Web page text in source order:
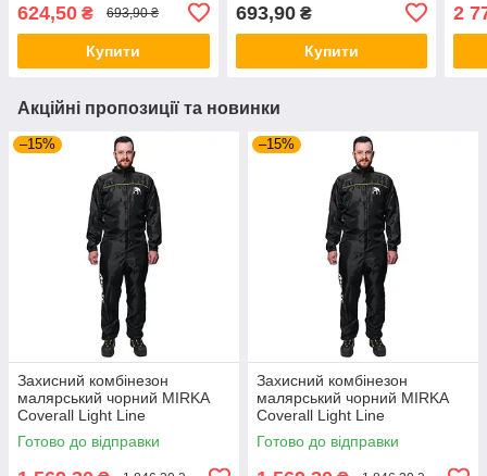
624,50 ₴ 693,90 ₴
Купити
693,90₴
Купити
2
Акційні пропозиції та новинки
–15%
Захисний комбінезон
малярський чорний MIRKA
Coverall Light Line
(8787020211) розмір M
Готово до відправки
–15%
Захисний комбінезон
малярський чорний MIRKA
Coverall Light Line
(8787020211) розмір L
Готово до відправки